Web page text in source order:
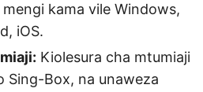
kama vile Windows,
iOS.
Kiolesura cha mtumiaji
Sing-Box, na unaweza